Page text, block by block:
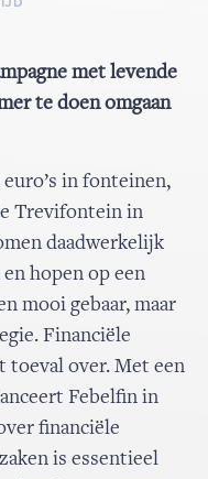
met levende
te doen omgaan
in fonteinen,
Trevifontein in
daadwerkelijk
hopen op een
mooi gebaar, maar
Financiële
toeval over. Met een
Febelfin in
financiële
is essentieel